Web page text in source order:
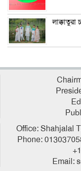
Office: Shahjalal
Phone:
Email: